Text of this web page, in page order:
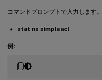
コマンドプロンプトで入力します。
stat ns simpleacl
例: